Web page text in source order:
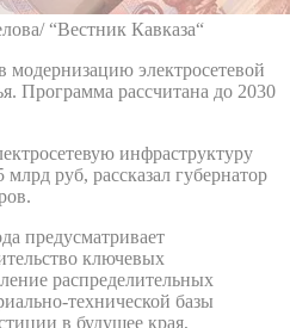
“Вестник Кавказа“
модернизацию электросетевой
Программа рассчитана до 2030
инфраструктуру
млрд руб, рассказал губернатор
предусматривает
ключевых
распределительных
технической базы
в будущее края,